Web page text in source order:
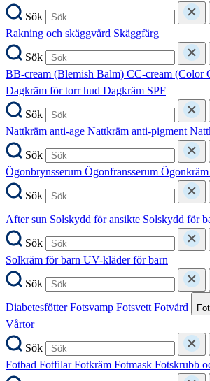
Sök
Rakning och skäggvård Skäggfärg
Sök
BB-cream (Blemish Balm) CC-cream (Color
Dagkräm för torr hud Dagkräm SPF
Sök
Nattkräm anti-age Nattkräm anti-pigment
Sök
Ögonbrynsserum Ögonfransserum Ögonkräm
Sök
After sun Solskydd för ansikte Solskydd för
Sök
Solkräm för barn UV-kläder för barn
Sök
DiabetesfötterFotsvamp Fotsvett Fotvård
Vårtor
Sök
Fotbad FotfilarFotkräm Fotmask Fotskrubb